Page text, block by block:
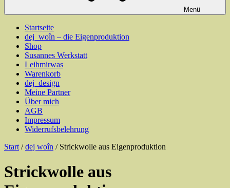
Menü
Startseite
dej_woîn – die Eigenproduktion
Shop
Susannes Werkstatt
Leihmirwas
Warenkorb
dej_design
Meine Partner
Über mich
AGB
Impressum
Widerrufsbelehrung
Start /dej woîn / Strickwolle aus Eigenproduktion
Strickwolle aus